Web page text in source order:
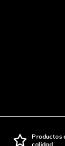
Productos
calidad